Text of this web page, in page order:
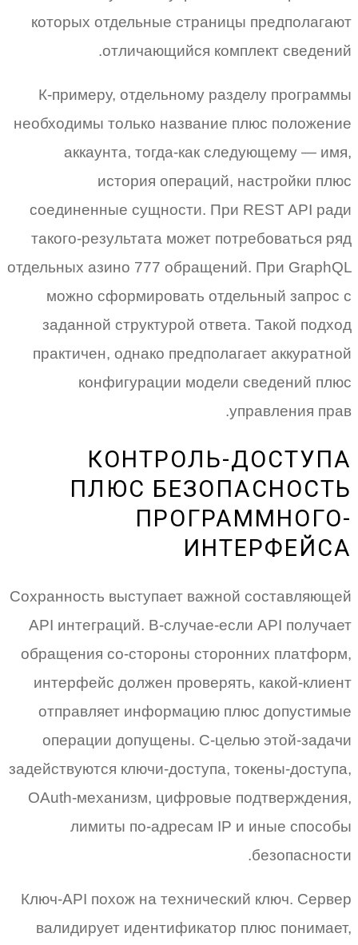
которых отдельные страницы предполагают
отличающийся комплект сведений.
К-примеру, отдельному разделу программы
необходимы только название плюс положение
аккаунта, тогда-как следующему — имя,
история операций, настройки плюс
соединенные сущности. При REST API ради
такого-результата может потребоваться ряд
отдельных азино 777 обращений. При GraphQL
можно сформировать отдельный запрос с
заданной структурой ответа. Такой подход
практичен, однако предполагает аккуратной
конфигурации модели сведений плюс
управления прав.
КОНТРОЛЬ-ДОСТУПА
ПЛЮС БЕЗОПАСНОСТЬ
ПРОГРАММНОГО-
ИНТЕРФЕЙСА
Сохранность выступает важной составляющей
API интеграций. В-случае-если API получает
обращения со-стороны сторонних платформ,
интерфейс должен проверять, какой-клиент
отправляет информацию плюс допустимые
операции допущены. С-целью этой-задачи
задействуются ключи-доступа, токены-доступа,
OAuth-механизм, цифровые подтверждения,
лимиты по-адресам IP и иные способы
безопасности.
Ключ-API похож на технический ключ. Сервер
валидирует идентификатор плюс понимает,